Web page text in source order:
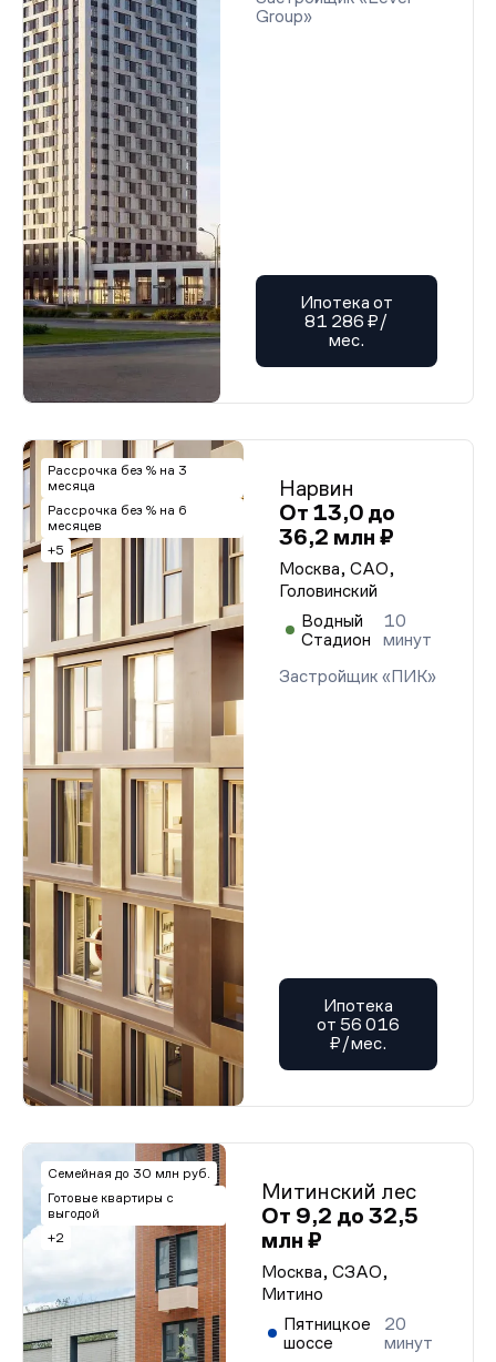
Group»
Ипотека от
81 286 ₽/
мес.
Рассрочка без % на 3
месяца
Рассрочка без % на 6
месяцев
+5
Нарвин
От 13,0 до
36,2 млн ₽
Москва, САО,
Головинский
Водный
Стадион
10
минут
Застройщик «ПИК»
Ипотека
от 56 016
₽/мес.
Семейная до 30 млн руб.
Готовые квартиры с
выгодой
+2
Митинский лес
От 9,2 до 32,5
млн ₽
Москва, СЗАО,
Митино
Пятницкое
шоссе
20
минут